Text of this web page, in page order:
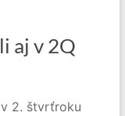
aj v 2Q
2. štvrťroku